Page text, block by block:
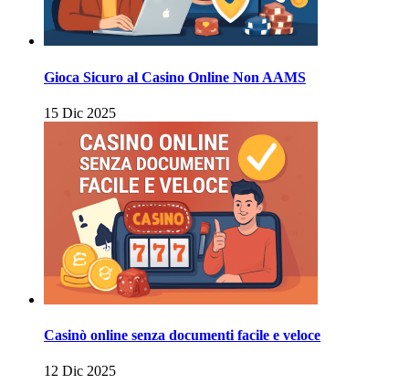
Gioca Sicuro al Casino Online Non AAMS
15 Dic 2025
Casinò online senza documenti facile e veloce
12 Dic 2025